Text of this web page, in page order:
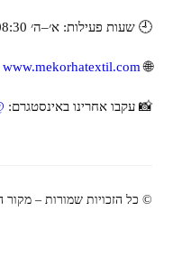
🕘 שעות פעילות: א׳–ה׳ 08:30–17:30 | ו׳ 08:30–12:00
🌐
www.mekorhatextil.com
📸 עקבו אחרינו באינסטגרם:
© כל הזכויות שמורות – מקור